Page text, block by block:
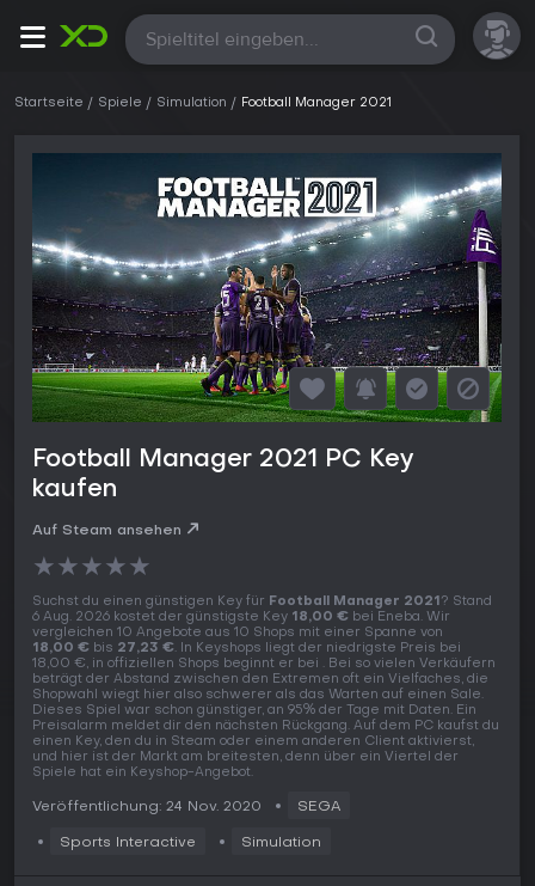
Alle
Startseite Spiele Simulation Football Manager 2021
Football Manager 2021 PC Key
kaufen
Auf Steam ansehen
★★★★★
Suchst du einen günstigen Key für Football Manager 2021? Stand
6 Aug. 2026 kostet der günstigste Key 18,00 € bei Eneba. Wir
vergleichen 10 Angebote aus 10 Shops mit einer Spanne von
18,00 € bis 27,23 €. In Keyshops liegt der niedrigste Preis bei
18,00 €, in offiziellen Shops beginnt er bei . Bei so vielen Verkäufern
beträgt der Abstand zwischen den Extremen oft ein Vielfaches, die
Shopwahl wiegt hier also schwerer als das Warten auf einen Sale.
Dieses Spiel war schon günstiger, an 95% der Tage mit Daten. Ein
Preisalarm meldet dir den nächsten Rückgang. Auf dem PC kaufst du
einen Key, den du in Steam oder einem anderen Client aktivierst,
und hier ist der Markt am breitesten, denn über ein Viertel der
Spiele hat ein Keyshop-Angebot.
Veröffentlichung: 24 Nov. 2020 SEGA
Sports Interactive Simulation